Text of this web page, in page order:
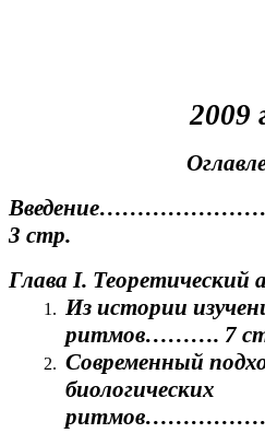
2009
3 стр.
Глава I. Теоретический
Из истории
ритмов………. 7
Современный
биологических